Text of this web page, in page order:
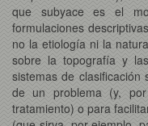
que subyace es el
formulaciones
no la etiología ni la
sobre la topografía y
sistemas de clasificación
de un problema (y,
tratamiento) o para